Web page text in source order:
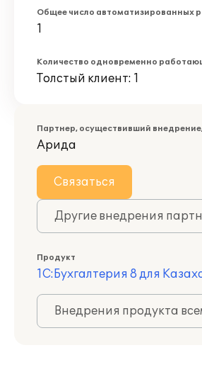
Общее число автоматизированных
1
Количество одновременно
Толстый клиент: 1
Партнер, осуществивший
Арида
Связаться
Другие внедрения
Продукт
1С:Бухгалтерия 8 для
Внедрения продукта